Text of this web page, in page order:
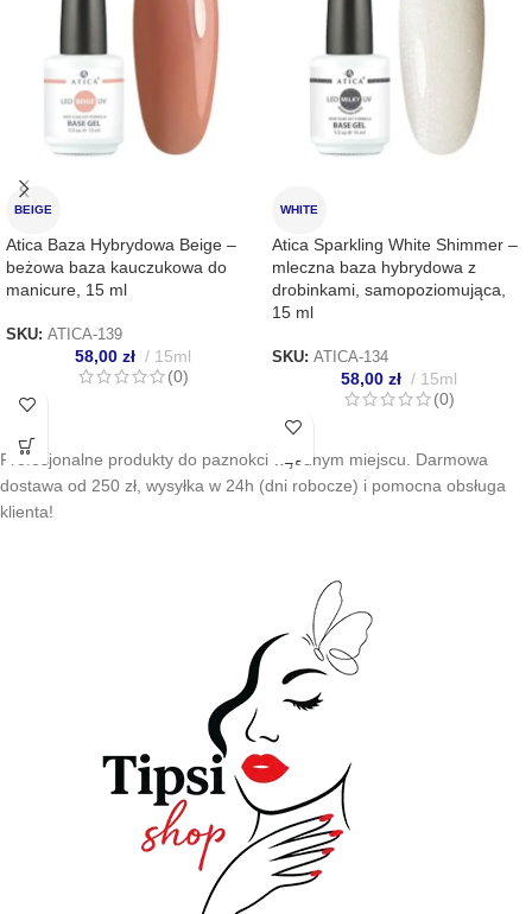
BEIGE
Atica Baza Hybrydowa Beige –
beżowa baza kauczukowa do
manicure, 15 ml
SKU: ATICA-139
58,00 zł
15ml
(0)
WHITE
Atica Sparkling White Shimmer –
mleczna baza hybrydowa z
drobinkami, samopoziomująca,
15 ml
SKU: ATICA-134
58,00 zł
15ml
(0)
Profesjonalne produkty do paznokci w jednym miejscu. Darmowa
dostawa od 250 zł, wysyłka w 24h (dni robocze) i pomocna obsługa
klienta!